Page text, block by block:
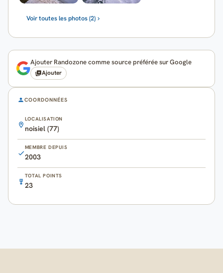
Voir toutes les photos (2)
Ajouter Randozone comme source préférée sur Google
Ajouter
COORDONNÉES
LOCALISATION
noisiel (77)
MEMBRE DEPUIS
2003
TOTAL POINTS
23